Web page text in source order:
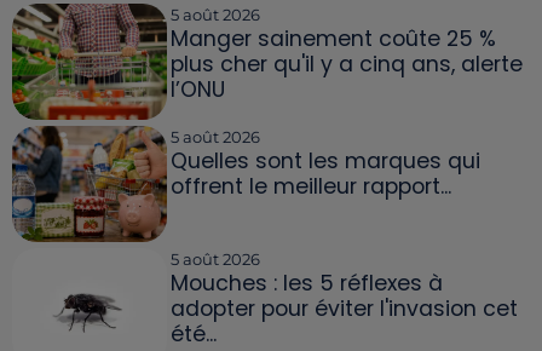
5 août 2026
Manger sainement coûte 25 %
plus cher qu'il y a cinq ans, alerte
l’ONU
5 août 2026
Quelles sont les marques qui
offrent le meilleur rapport...
5 août 2026
Mouches : les 5 réflexes à
adopter pour éviter l'invasion cet
été...